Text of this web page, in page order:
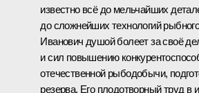
известно всё до мельчайших
до сложнейших технологий
Иванович душой болеет за своё
и сил повышению
отечественной рыбодобычи,
резерва. Его плодотворный труд в